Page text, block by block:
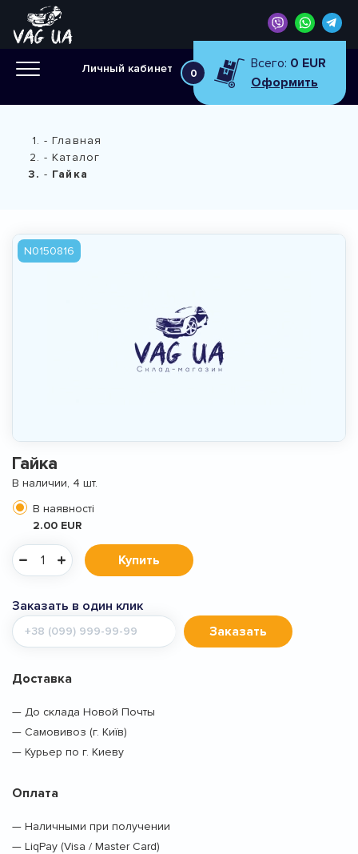
Личный кабинет 0
Всего: 0 EUR
Оформить
Главная
Каталог
Гайка
N0150816
Гайка
В наличии, 4 шт.
В наявності
2.00 EUR
Купить
Заказать в один клик
Мобильный
телефон
Заказать
Доставка
— До склада Новой Почты
— Самовивоз (г. Київ)
— Курьер по г. Киеву
Оплата
— Наличными при получении
— LiqPay (Visa / Master Card)